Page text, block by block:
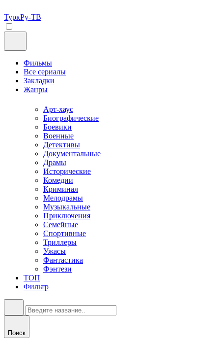
ТуркРу-ТВ
Фильмы
Все сериалы
Закладки
Жанры
Арт-хаус
Биографические
Боевики
Военные
Детективы
Документальные
Драмы
Исторические
Комедии
Криминал
Мелодрамы
Музыкальные
Приключения
Семейные
Спортивные
Триллеры
Ужасы
Фантастика
Фэнтези
ТОП
Фильтр
Поиск